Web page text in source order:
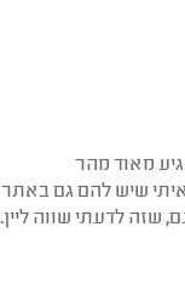
מאוד מהר
שיש להם גם באתר